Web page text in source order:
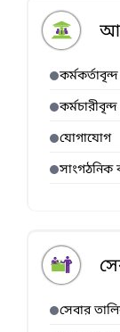
কর্মকর্তাবৃন্দ
কর্মচারীবৃন্দ
যোগাযোগ
সাংগঠনিক
সেবার